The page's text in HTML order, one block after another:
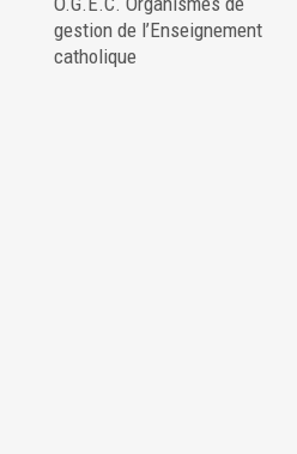
gestion de l’Enseignement
catholique